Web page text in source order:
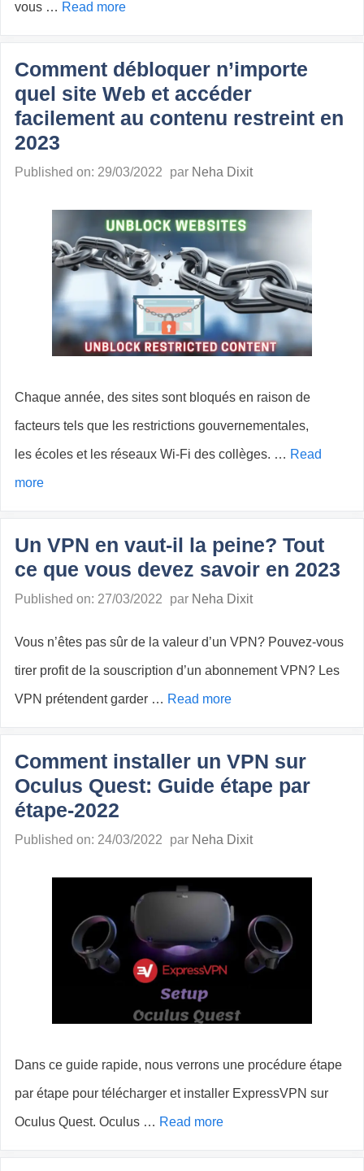
vous … Read more
Comment débloquer n’importe
quel site Web et accéder
facilement au contenu restreint en
2023
Published on: 29/03/2022 par Neha Dixit
Chaque année, des sites sont bloqués en raison de
facteurs tels que les restrictions gouvernementales,
les écoles et les réseaux Wi-Fi des collèges. … Read
more
Un VPN en vaut-il la peine? Tout
ce que vous devez savoir en 2023
Published on: 27/03/2022 par Neha Dixit
Vous n’êtes pas sûr de la valeur d’un VPN? Pouvez-vous
tirer profit de la souscription d’un abonnement VPN? Les
VPN prétendent garder … Read more
Comment installer un VPN sur
Oculus Quest: Guide étape par
étape-2022
Published on: 24/03/2022 par Neha Dixit
Dans ce guide rapide, nous verrons une procédure étape
par étape pour télécharger et installer ExpressVPN sur
Oculus Quest. Oculus … Read more